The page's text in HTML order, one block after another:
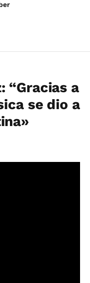
“Gracias a
se dio a